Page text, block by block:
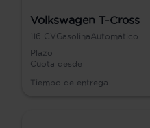
Volkswagen T-Cross
116 CVGasolina Automático
Plazo
Cuota desde
Tiempo de entrega